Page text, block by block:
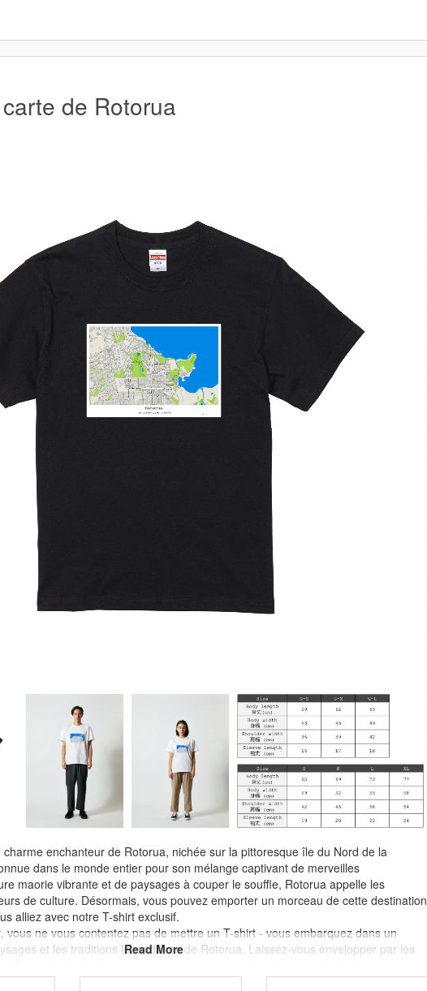
de Rotorua
enchanteur de Rotorua, nichée sur la pittoresque île du Nord de la
dans le monde entier pour son mélange captivant de merveilles
maorie vibrante et de paysages à couper le souffle, Rotorua appelle les
de culture. Désormais, vous pouvez emporter un morceau de cette destination
alliez avec notre T-shirt exclusif.
vous ne vous contentez pas de mettre un T-shirt - vous embarquez dans un
et les traditions légendaires de Rotorua. Laissez-vous envelopper par les
île du Nord, que vous vous promeniez dans les rues de la ville ou que
cœur de la nature. À chaque port, vous emportez avec vous l'esprit de Rotorua,